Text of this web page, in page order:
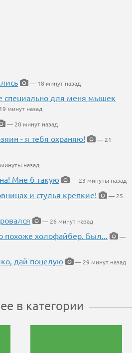
— 18 минут назад
специально для меня мышек
минут назад
— 20 минут назад
- я тебя охраняю!
— 21
назад
Мне б такую
— 23 минуты назад
и стулья крепкие!
— 25
— 26 минут назад
похоже холофайбер. Был...
—
дай поцелую — 29 минут назад
в категории